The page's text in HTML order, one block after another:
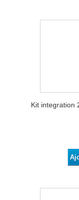
Kit integration